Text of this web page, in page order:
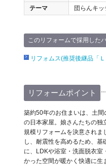
テーマ 団らんキ
このリフォームで採用した
リフォムス(推奨後継品「
リフォームポイント
築約50年のお住まいは、土
の日本家屋。娘さんたちの独
規模リフォームを決意されま
し、耐震性を高めるため、基
に、LDKや浴室・洗面脱衣室
かった空間が暖かく快適に生